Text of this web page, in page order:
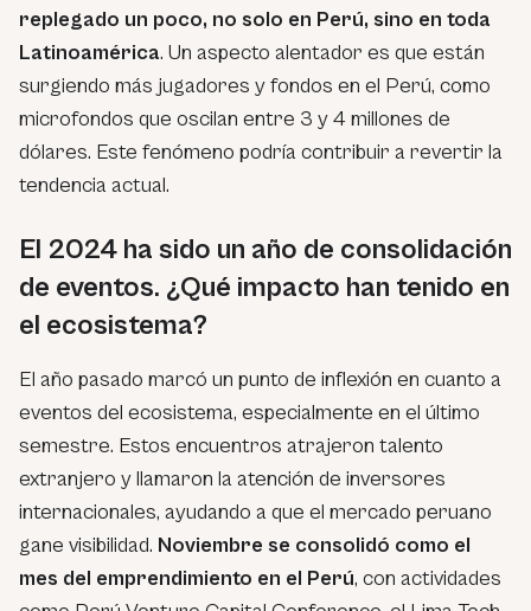
replegado un poco, no solo en Perú, sino en toda
Latinoamérica. Un aspecto alentador es que están
surgiendo más jugadores y fondos en el Perú, como
microfondos que oscilan entre 3 y 4 millones de
dólares. Este fenómeno podría contribuir a revertir la
tendencia actual.
El 2024 ha sido un año de consolidación
de eventos. ¿Qué impacto han tenido en
el ecosistema?
El año pasado marcó un punto de inflexión en cuanto a
eventos del ecosistema, especialmente en el último
semestre. Estos encuentros atrajeron talento
extranjero y llamaron la atención de inversores
internacionales, ayudando a que el mercado peruano
gane visibilidad. Noviembre se consolidó como el
mes del emprendimiento en el Perú, con actividades